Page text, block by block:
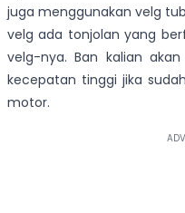
juga menggunakan velg
velg ada tonjolan yang
velg-nya. Ban kalian
kecepatan tinggi jika
motor.